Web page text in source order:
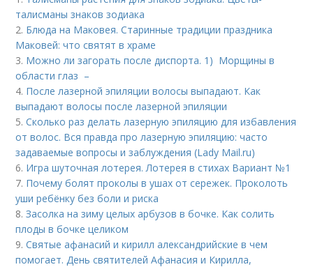
талисманы знаков зодиака
2. Блюда на Маковея. Старинные традиции праздника
Маковей: что святят в храме
3. Можно ли загорать после диспорта. 1) Морщины в
области глаз –
4. После лазерной эпиляции волосы выпадают. Как
выпадают волосы после лазерной эпиляции
5.Сколько раз делать лазерную эпиляцию для избавления
от волос. Вся правда про лазерную эпиляцию: часто
задаваемые вопросы и заблуждения (Lady Mail.ru)
6. Игра шуточная лотерея. Лотерея в стихах Вариант №1
7. Почему болят проколы в ушах от сережек. Проколоть
уши ребёнку без боли и риска
8.Засолка на зиму целых арбузов в бочке. Как солить
плоды в бочке целиком
9.Святые афанасий и кирилл александрийские в чем
помогает. День святителей Афанасия и Кирилла,